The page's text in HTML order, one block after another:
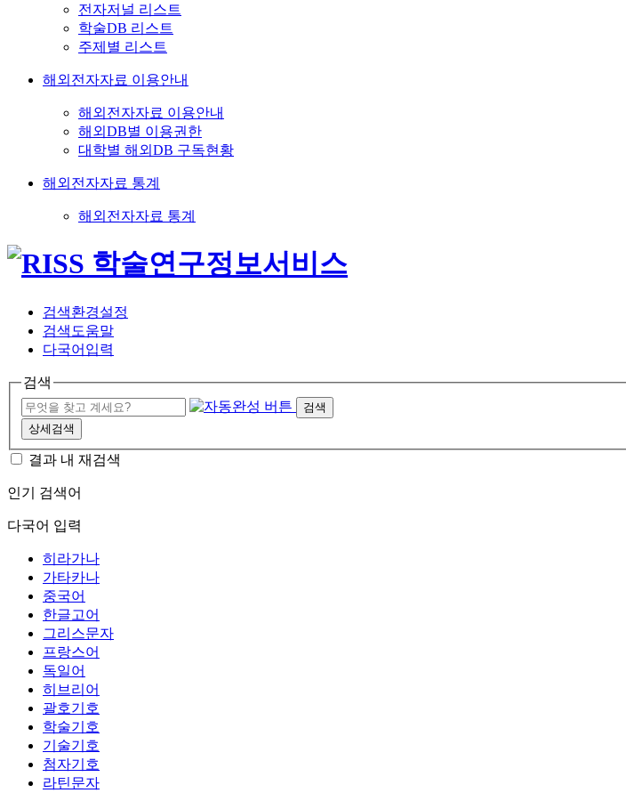
전자저널 리스트
학술DB 리스트
주제별 리스트
해외전자자료 이용안내
해외전자자료 이용안내
해외DB별 이용권한
대학별 해외DB 구독현황
해외전자자료 통계
해외전자자료 통계
검색환경설정
검색도움말
다국어입력
검색
검색
상세검색
결과 내 재검색
인기 검색어
다국어 입력
히라가나
가타카나
중국어
한글고어
그리스문자
프랑스어
독일어
히브리어
괄호기호
학술기호
기술기호
첨자기호
라틴문자